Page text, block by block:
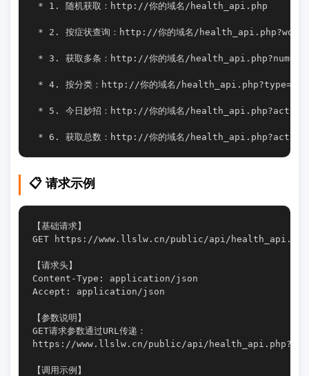
* 1. 随机获取：http://你的域名/health_api.php
* 2. 按症状查询：http://你的域名/health_api.php?word=
* 3. 获取多条：http://你的域名/health_api.php?num=5
* 4. 按分类：http://你的域名/health_api.php?type=饮食
* 5. 今日妙招：http://你的域名/
* 6. 获取总数：http://你的域名/
📋 请求示例
【基础请求】
GET https://www.llslw.cn/public/api/health_api.php
【请求头】
Content-Type: application/json
Accept: application/json
【参数说明】
GET请求参数通过URL传递：
https://www.llslw.cn/public/api/health_api.php?参数名
【调用示例】